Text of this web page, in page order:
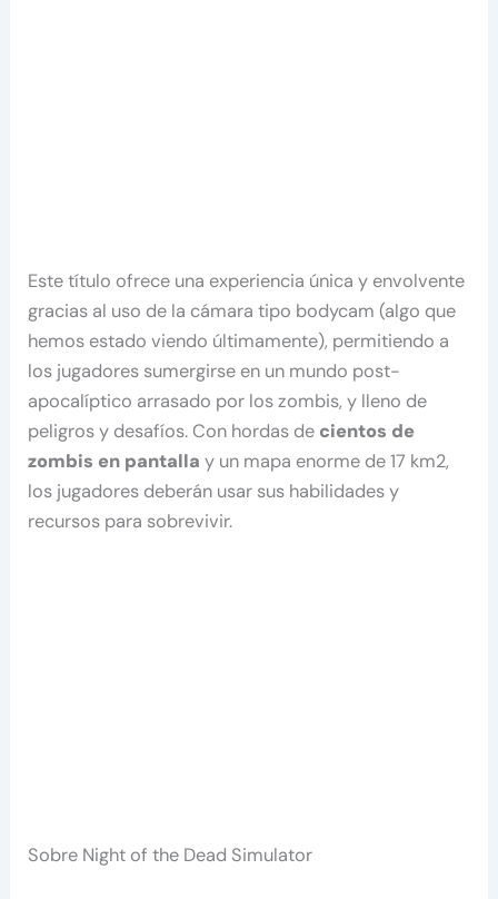
Este título ofrece una experiencia única y envolvente
gracias al uso de la cámara tipo bodycam (algo que
hemos estado viendo últimamente), permitiendo a
los jugadores sumergirse en un mundo post-
apocalíptico arrasado por los zombis, y lleno de
peligros y desafíos. Con hordas de cientos de
zombis en pantalla y un mapa enorme de 17 km2,
los jugadores deberán usar sus habilidades y
recursos para sobrevivir.
Sobre Night of the Dead Simulator